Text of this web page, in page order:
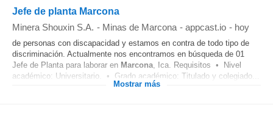
Jefe de planta Marcona
Minera Shouxin S.A. - Minas de Marcona - appcast.io - hoy
de personas con discapacidad y estamos en contra de todo tipo de
discriminación. Actualmente nos encontramos en búsqueda de 01
Jefe de Planta para laborar en Marcona, Ica. Requisitos • Nivel
académico: Universitario. • Grado académico: Titulado y colegiado...
Mostrar más